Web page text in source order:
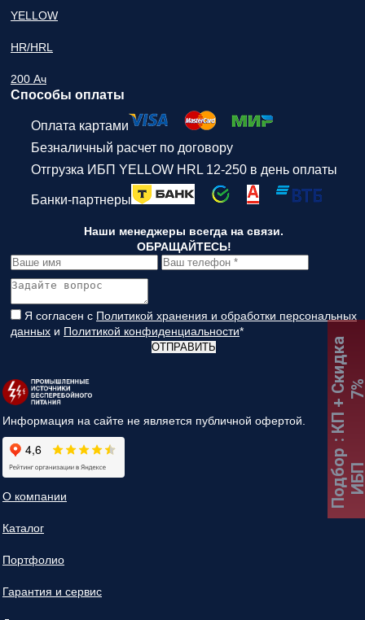
YELLOW
HR/HRL
200 Ач
Способы оплаты
Оплата картами
Безналичный расчет по договору
Отгрузка ИБП YELLOW HRL 12-250 в день оплаты
Банки-партнеры
Наши менеджеры всегда на связи.
ОБРАЩАЙТЕСЬ!
Я согласен с Политикой хранения и обработки персональных
данных и Политикой конфиденциальности*
ОТПРАВИТЬ
Информация на сайте не является публичной офертой.
О компании
Каталог
Портфолио
Гарантия и сервис
Подбор
:
К
П
+
С
к
и
д
к
а
7